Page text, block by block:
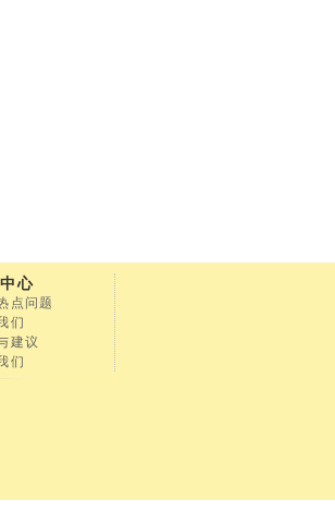
心
点问题
们
建议
们